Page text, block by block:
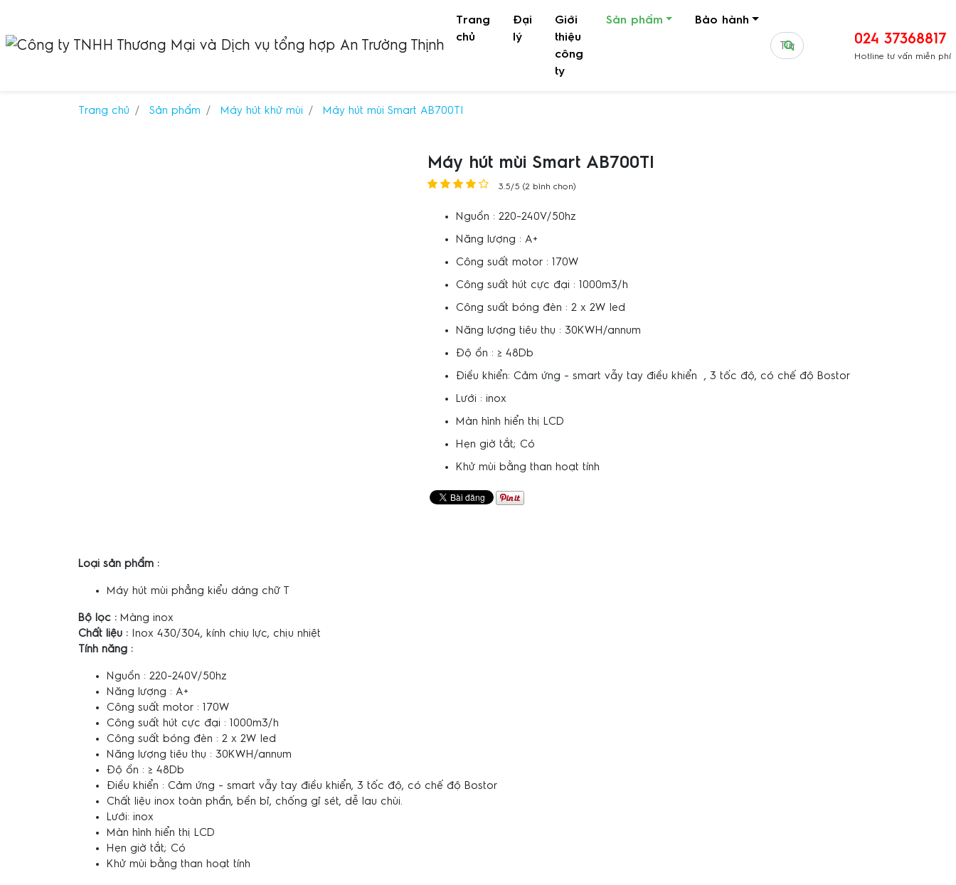
Trang
chủ(current)
Đại
lý
Giới
thiệu
công
ty
Sản phẩm Bảo hành
024 37368817
Hotline tư vấn miễn phí
Trang chủ Sản phẩm Máy hút khử mùi Máy hút mùi Smart AB700TI
Máy hút mùi Smart AB700TI
3.5/5 (2 bình chọn)
Nguồn : 220-240V/50hz
Năng lượng : A+
Công suất motor : 170W
Công suất hút cực đại : 1000m3/h
Công suất bóng đèn : 2 x 2W led
Năng lượng tiêu thụ : 30KWH/annum
Độ ồn : ≥ 48Db
Điều khiển: Cảm ứng - smart vẫy tay điều khiển , 3 tốc độ, có chế độ Bostor
Lưới : inox
Màn hình hiển thị LCD
Hẹn giờ tắt; Có
Khử mùi bằng than hoạt tính
Loại sản phẩm :
Máy hút mùi phẳng kiểu dáng chữ T
Bộ lọc :Màng inox
Chất liệu :Inox 430/304, kính chiụ lực, chịu nhiệt
Tính năng :
Nguồn : 220-240V/50hz
Năng lượng : A+
Công suất motor : 170W
Công suất hút cực đại : 1000m3/h
Công suất bóng đèn : 2 x 2W led
Năng lượng tiêu thụ : 30KWH/annum
Độ ồn : ≥ 48Db
Điều khiển : Cảm ứng - smart vẫy tay điều khiển, 3 tốc độ, có chế độ Bostor
Chất liệu inox toàn phần, bền bỉ, chống gỉ sét, dễ lau chùi.
Lưới: inox
Màn hình hiển thị LCD
Hẹn giờ tắt; Có
Khử mùi bằng than hoạt tính